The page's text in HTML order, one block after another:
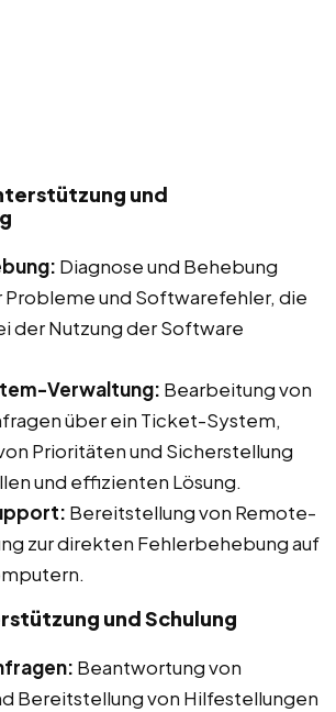
und
Diagnose und Behebung
und Softwarefehler, die
der Nutzung der Software
Verwaltung: Bearbeitung von
über ein Ticket-System,
Prioritäten und Sicherstellung
und effizienten Lösung.
Bereitstellung von Remote-
zur direkten Fehlerbehebung auf
und Schulung
Beantwortung von
Bereitstellung von Hilfestellungen